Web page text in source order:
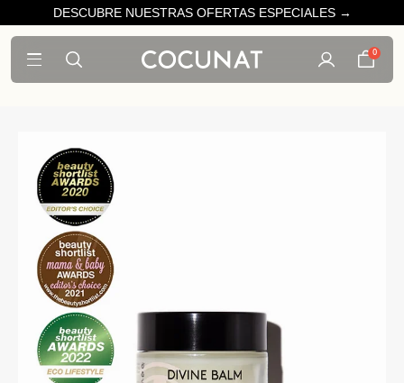
DESCUBRE NUESTRAS OFERTAS ESPECIALES →
0